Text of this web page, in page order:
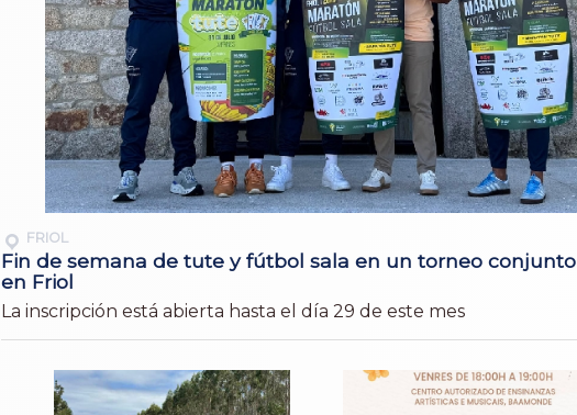
FRIOL
Fin de semana de tute y fútbol sala en un torneo conjunto
en Friol
La inscripción está abierta hasta el día 29 de este mes